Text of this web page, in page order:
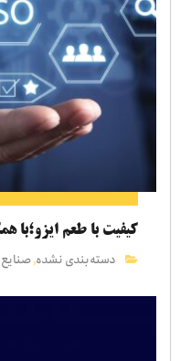
کیفیت با طعم ایزو؛با
دسته‌بندی نشده,